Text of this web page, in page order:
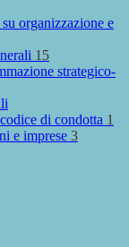
organizzazione e
15
strategico-
di condotta 1
e imprese 3